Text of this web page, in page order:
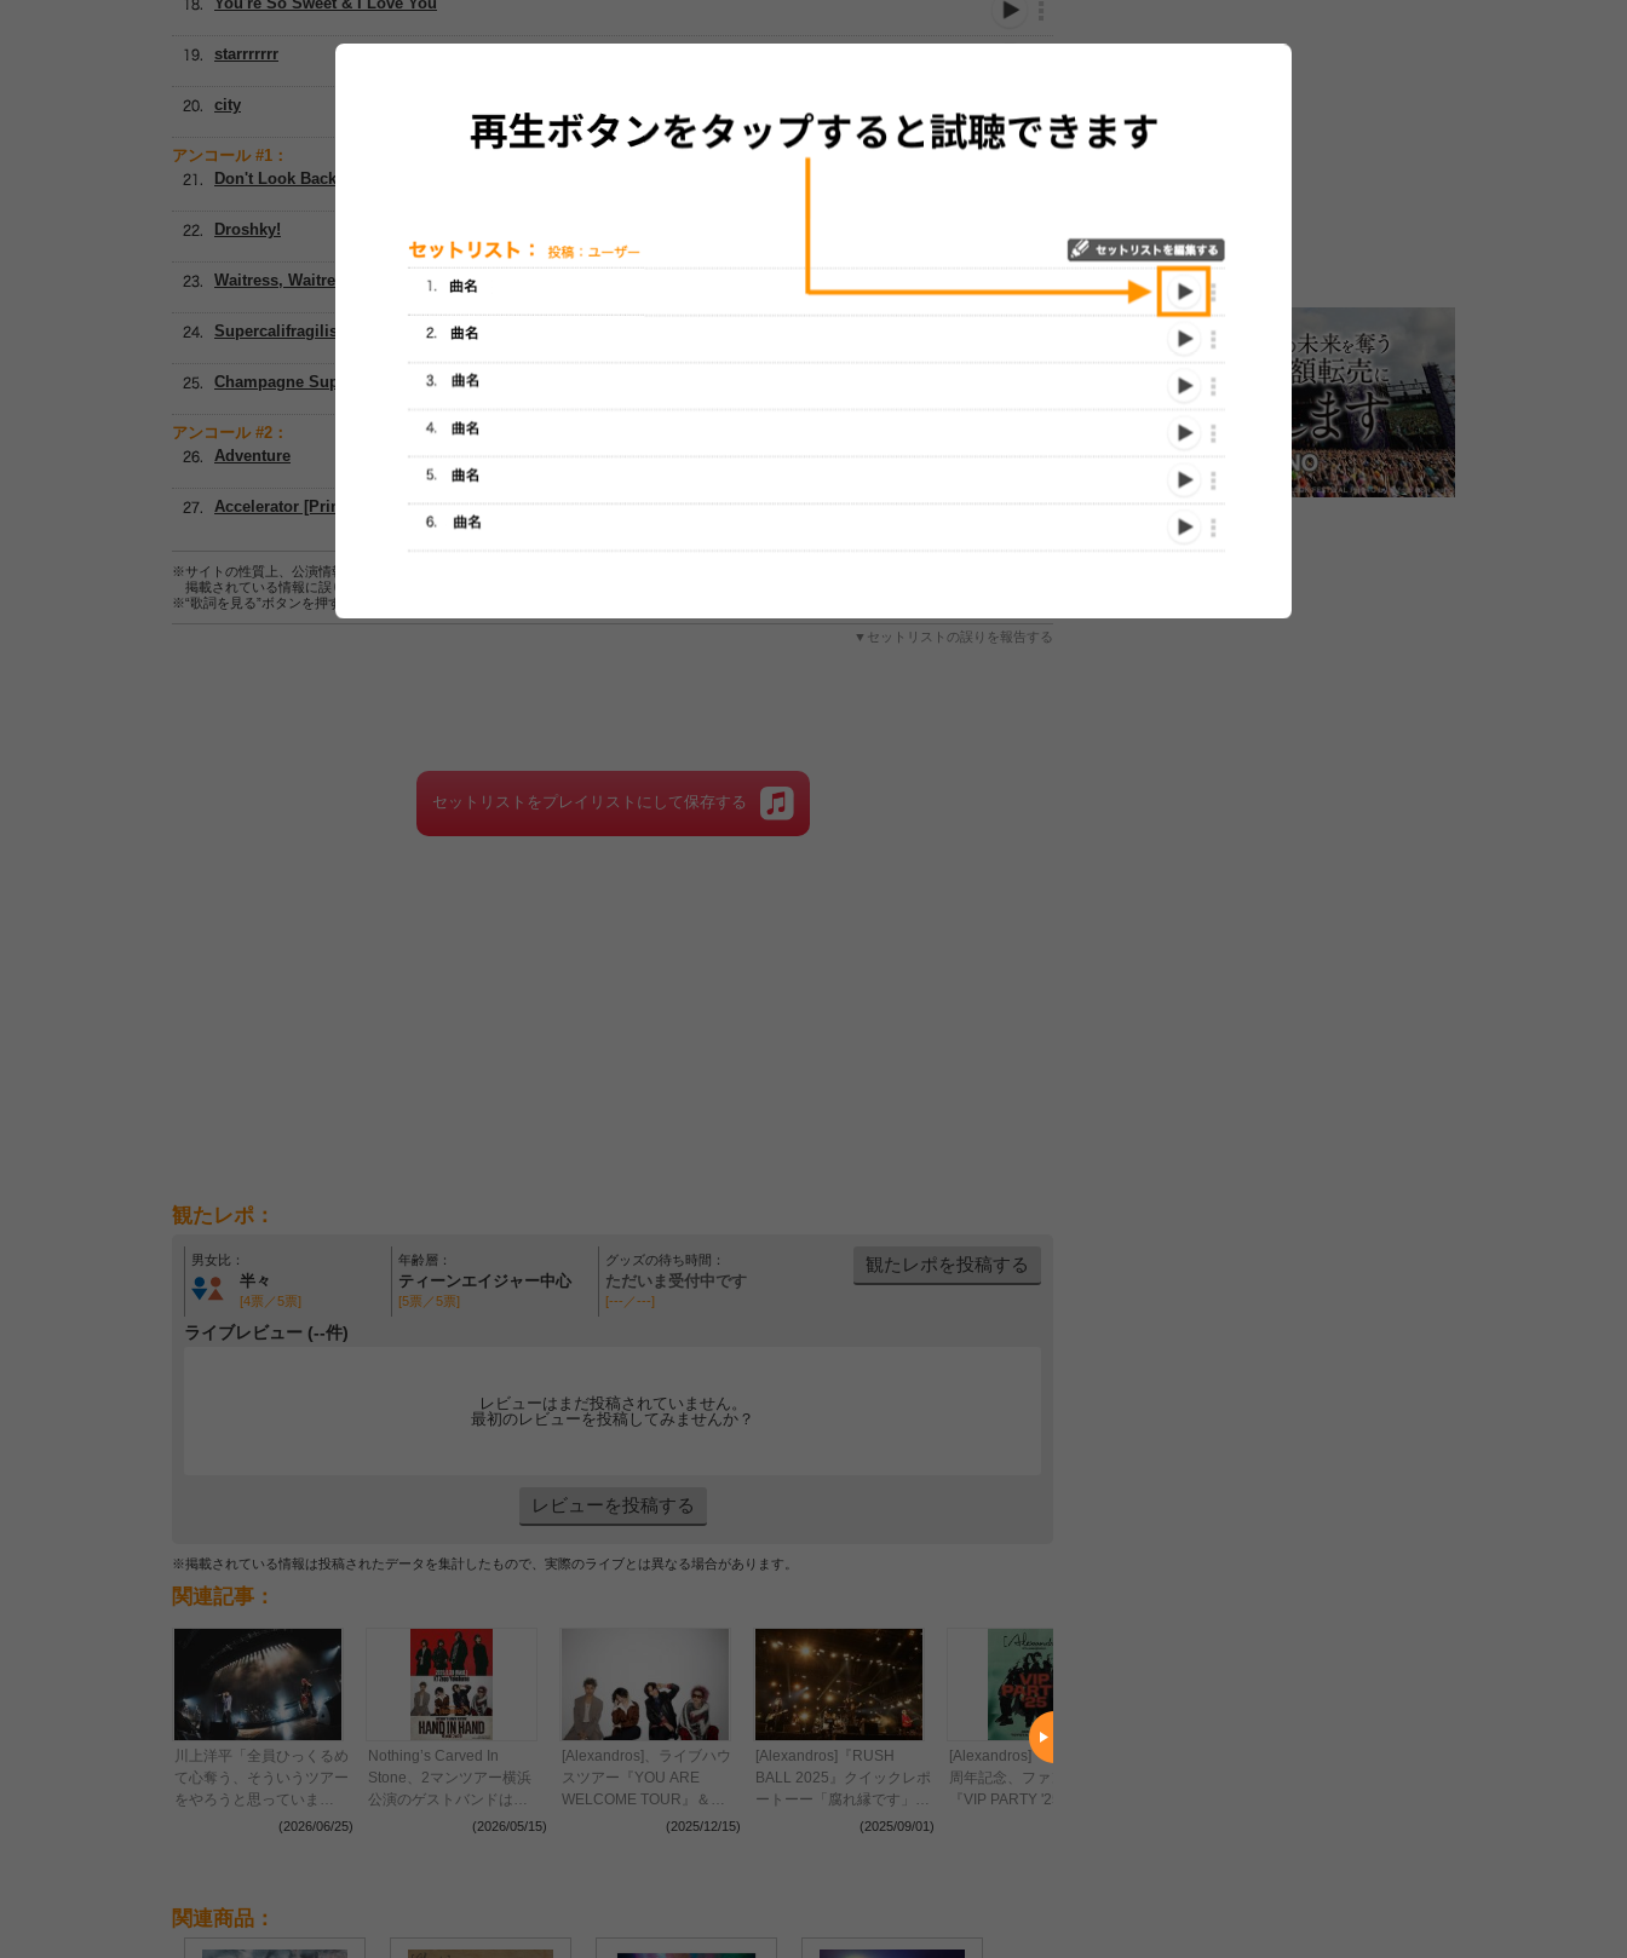
starrrrrrr
city
アンコール #1：
Don't Look Back In Anger [Oasis]
Droshky!
Waitress, Waitress!
Supercalifragilisticexpialidocious
Champagne Supernova [Oasis]
アンコール #2：
Adventure
Accelerator [Primal Scream]
※サイトの性質上、公演情報およびセットリスト情報の正確性は保証されませんので、あらかじめご了承ください。
掲載されている情報に誤りがある場合は、
※“歌詞を見る”ボタンを押すと、株式会社ページワンが運営する歌詞サイト「
▼セットリストの誤りを報告する
セットリストをプレイリストにして保存する
観たレポ：
男女比：
半々
[4票／5票]
年齢層：
ティーンエイジャー中心
[5票／5票]
グッズの待ち時間：
ただいま受付中です
[---／---]
観たレポを投稿する
ライブレビュー (--件)
レビューはまだ投稿されていません。
最初のレビューを投稿してみませんか？
レビューを投稿する
※掲載されている情報は投稿されたデータを集計したもので、実際のライブとは異なる場合があります。
関連記事：
川上洋平「全員ひっくるめ
て心奪う、そういうツアー
をやろうと思っていま
す」 [Alexandros]、デビ
開幕
(2026/06/25)
Nothing’s Carved In
Stone、2マンツアー横浜
公演のゲストバンドは
(2026/05/15)
[Alexandros]、ライブハウ
スツアー『YOU ARE
WELCOME TOUR』＆主
催フェス『THIS FES ’26』
(2025/12/15)
[Alexandros]『RUSH
BALL 2025』クイックレポ
ートーー「腐れ縁です」特
大の『RUSH BALL』愛を
(2025/09/01)
[Alexandros] デビュー15
周年記念、ファン感謝祭
『VIP PARTY '25』12月に
関連商品：